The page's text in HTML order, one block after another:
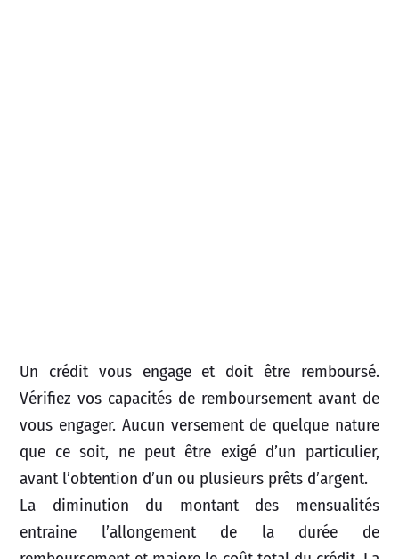
Un crédit vous engage et doit être remboursé.
Vérifiez vos capacités de remboursement avant de
vous engager. Aucun versement de quelque nature
que ce soit, ne peut être exigé d’un particulier,
avant l’obtention d’un ou plusieurs prêts d’argent.
La diminution du montant des mensualités
entraine l’allongement de la durée de